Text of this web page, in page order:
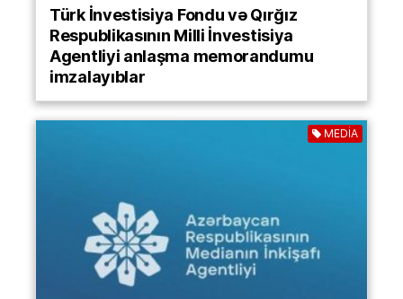
Türk İnvestisiya Fondu və Qırğız
Respublikasının Milli İnvestisiya
Agentliyi anlaşma memorandumu
imzalayıblar
MEDİA